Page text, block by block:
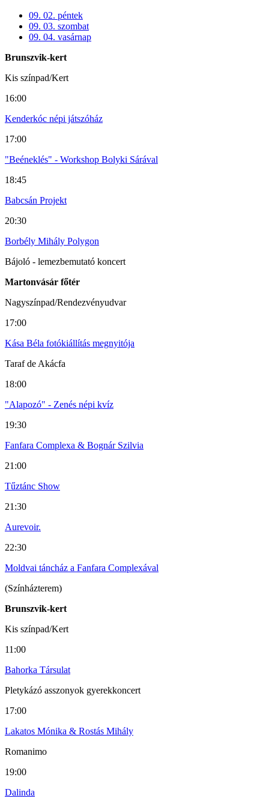
09. 02. péntek
09. 03. szombat
09. 04. vasárnap
Brunszvik-kert
Kis színpad/Kert
16:00
Kenderkóc népi játszóház
17:00
"Beéneklés" - Workshop Bolyki Sárával
18:45
Babcsán Projekt
20:30
Borbély Mihály Polygon
Bájoló - lemezbemutató koncert
Martonvásár főtér
Nagyszínpad/Rendezvényudvar
17:00
Kása Béla fotókiállítás megnyitója
Taraf de Akácfa
18:00
"Alapozó" - Zenés népi kvíz
19:30
Fanfara Complexa & Bognár Szilvia
21:00
Tűztánc Show
21:30
Aurevoir.
22:30
Moldvai táncház a Fanfara Complexával
(Színházterem)
Brunszvik-kert
Kis színpad/Kert
11:00
Bahorka Társulat
Pletykázó asszonyok gyerekkoncert
17:00
Lakatos Mónika & Rostás Mihály
Romanimo
19:00
Dalinda